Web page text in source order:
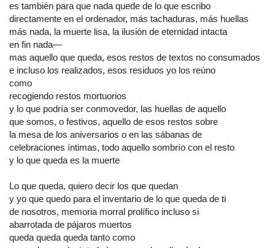
es también para que nada quede de lo que escribo
directamente en el ordenador, más tachaduras, más huellas
más nada, la muerte lisa, la ilusión de eternidad intacta
en fin nada—
mas aquello que queda, esos restos de textos no consumados
e incluso los realizados, esos residuos yo los reúno
como
recogiendo restos mortuorios
y lo que podría ser conmovedor, las huellas de aquello
que somos, o festivos, aquello de esos restos sobre
la mesa de los aniversarios o en las sábanas de
celebraciones íntimas, todo aquello sombrío con el resto
y lo que queda es la muerte
Lo que queda, quiero decir los que quedan
y yo que quedo para el inventario de lo que queda de ti
de nosotros, memoria morral prolífico incluso si
abarrotada de pájaros muertos
queda queda queda tanto como